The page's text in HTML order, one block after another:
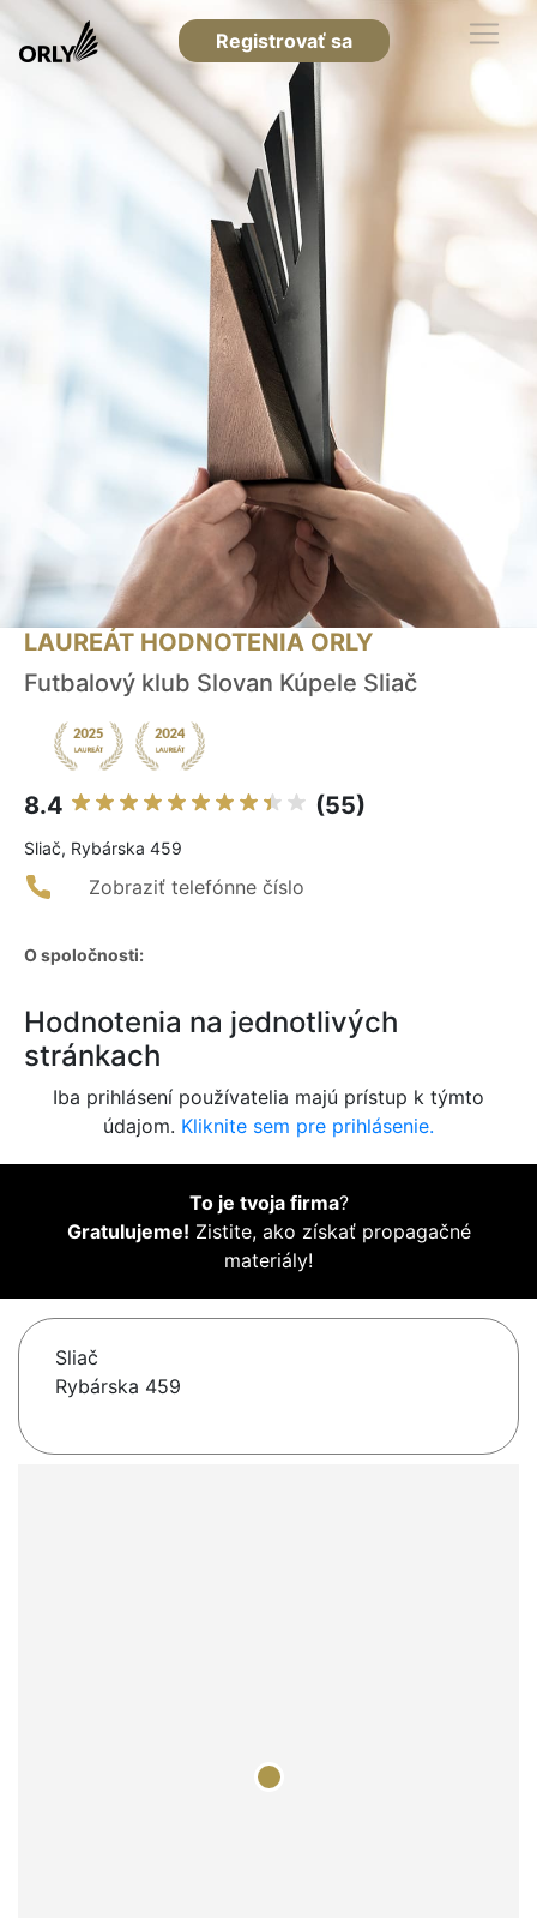
Registrovať sa
LAUREÁT HODNOTENIA ORLY
Futbalový klub Slovan Kúpele Sliač
8.4 (55)
Sliač, Rybárska 459
Zobraziť telefónne číslo
O spoločnosti:
Hodnotenia na jednotlivých
stránkach
Iba prihlásení používatelia majú prístup k týmto
údajom. Kliknite sem pre prihlásenie.
To je tvoja firma?
Gratulujeme! Zistite, ako získať propagačné
materiály!
Sliač
Rybárska 459